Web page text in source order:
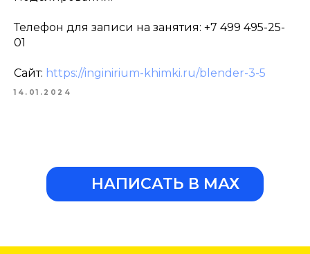
Телефон для записи на занятия: +7 499 495-25-
01
Сайт: https://inginirium-khimki.ru/blender-3-5
14.01.2024
НАПИСАТЬ В МАХ